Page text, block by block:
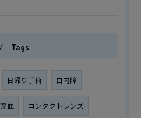
Tags
日帰り手術 白内障
充血 コンタクトレンズ